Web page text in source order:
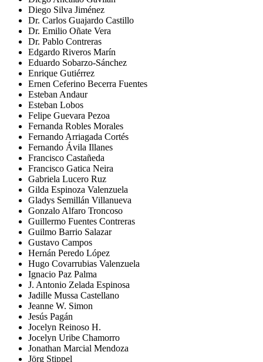
Diego Silva Jiménez
Dr. Carlos Guajardo Castillo
Dr. Emilio Oñate Vera
Dr. Pablo Contreras
Edgardo Riveros Marín
Eduardo Sobarzo-Sánchez
Enrique Gutiérrez
Ernen Ceferino Becerra Fuentes
Esteban Andaur
Esteban Lobos
Felipe Guevara Pezoa
Fernanda Robles Morales
Fernando Arriagada Cortés
Fernando Ávila Illanes
Francisco Castañeda
Francisco Gatica Neira
Gabriela Lucero Ruz
Gilda Espinoza Valenzuela
Gladys Semillán Villanueva
Gonzalo Alfaro Troncoso
Guillermo Fuentes Contreras
Guilmo Barrio Salazar
Gustavo Campos
Hernán Peredo López
Hugo Covarrubias Valenzuela
Ignacio Paz Palma
J. Antonio Zelada Espinosa
Jadille Mussa Castellano
Jeanne W. Simon
Jesús Pagán
Jocelyn Reinoso H.
Jocelyn Uribe Chamorro
Jonathan Marcial Mendoza
Jörg Stippel